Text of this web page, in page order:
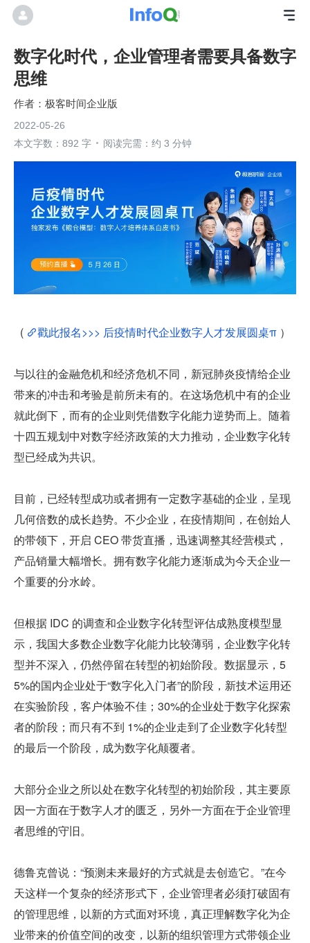
数字化时代，企业管理者需要具备数字
思维
极客时间企业版
2022-05-26
本文字数：892 字
阅读完需：约 3 分钟
( 戳此报名>>> 后疫情时代企业数字人才发展圆桌π ）
与以往的金融危机和经济危机不同，新冠肺炎疫情给企业
带来的冲击和考验是前所未有的。在这场危机中有的企业
就此倒下，而有的企业则凭借数字化能力逆势而上。随着
十四五规划中对数字经济政策的大力推动，企业数字化转
型已经成为共识。
目前，已经转型成功或者拥有一定数字基础的企业，呈现
几何倍数的成长趋势。不少企业，在疫情期间，在创始人
的带领下，开启 CEO 带货直播，迅速调整其经营模式，
产品销量大幅增长。拥有数字化能力逐渐成为今天企业一
个重要的分水岭。
但根据 IDC 的调查和企业数字化转型评估成熟度模型显
示，我国大多数企业数字化能力比较薄弱，企业数字化转
型并不深入，仍然停留在转型的初始阶段。数据显示，5
5%的国内企业处于“数字化入门者”的阶段，新技术运用还
在实验阶段，客户体验不佳；30%的企业处于数字化探索
者的阶段；而只有不到 1%的企业走到了企业数字化转型
的最后一个阶段，成为数字化颠覆者。
大部分企业之所以处在数字化转型的初始阶段，其主要原
因一方面在于数字人才的匮乏，另外一方面在于企业管理
者思维的守旧。
德鲁克曾说：“预测未来最好的方式就是去创造它。”在今
天这样一个复杂的经济形式下，企业管理者必须打破固有
的管理思维，以新的方式面对环境，真正理解数字化为企
业带来的价值空间的改变，以新的组织管理方式带领企业